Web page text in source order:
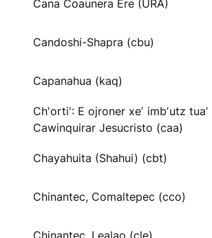
Cana Coaunera Ere (URA)
Candoshi-Shapra (cbu)
Capanahua (kaq)
Ch'orti': E ojroner xeʼ imbʼutz tuaʼ
Cawinquirar Jesucristo (caa)
Chayahuita (Shahui) (cbt)
Chinantec, Comaltepec (cco)
Chinantec, Lealao (cle)